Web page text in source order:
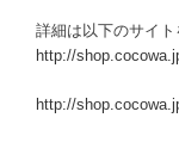
詳細は以下のサイト
http://
http://